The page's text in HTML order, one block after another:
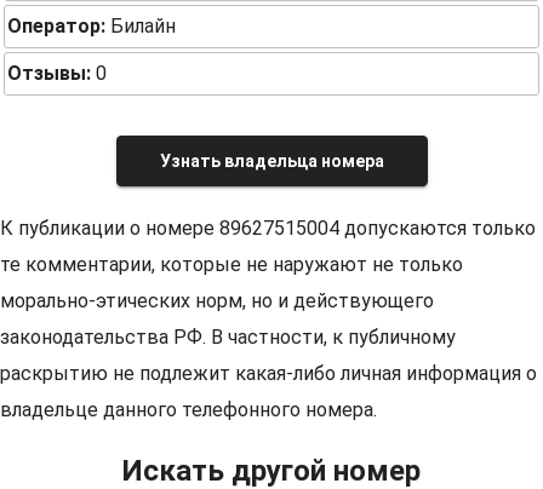
Оператор: Билайн
Отзывы: 0
Узнать владельца номера
К публикации о номере 89627515004 допускаются только
те комментарии, которые не наружают не только
морально-этических норм, но и действующего
законодательства РФ. В частности, к публичному
раскрытию не подлежит какая-либо личная информация о
владельце данного телефонного номера.
Искать другой номер